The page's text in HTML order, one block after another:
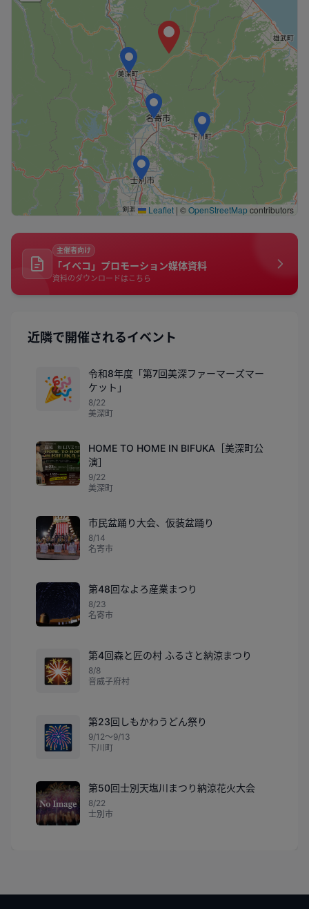
Leaflet | ©OpenStreetMapcontributors
主催者向け
「イベコ」プロモーション媒体資料
資料のダウンロードはこちら
近隣で開催されるイベント
🎉
令和8年度「第7回美深ファーマーズマー
ケット」
8/22
美深町
HOME TO HOME IN BIFUKA［美深町公
演］
9/22
美深町
市民盆踊り大会、仮装盆踊り
8/14
名寄市
第48回なよろ産業まつり
8/23
名寄市
🎇
第4回森と匠の村 ふるさと納涼まつり
8/8
音威子府村
🎆
第23回しもかわうどん祭り
9/12〜9/13
下川町
第50回士別天塩川まつり納涼花火大会
8/22
士別市